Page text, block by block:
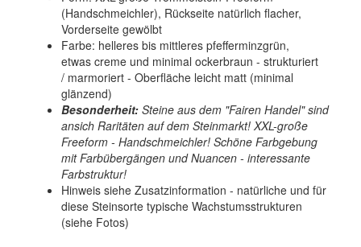
(Handschmeichler), Rückseite natürlich flacher,
Vorderseite gewölbt
Farbe: helleres bis mittleres pfefferminzgrün,
etwas creme und minimal ockerbraun - strukturiert
/ marmoriert - Oberfläche leicht matt (minimal
glänzend)
Besonderheit: Steine aus dem "Fairen Handel" sind
ansich Raritäten auf dem Steinmarkt! XXL-große
Freeform - Handschmeichler! Schöne Farbgebung
mit Farbübergängen und Nuancen - interessante
Farbstruktur!
Hinweis siehe Zusatzinformation - natürliche und für
diese Steinsorte typische Wachstumsstrukturen
(siehe Fotos)